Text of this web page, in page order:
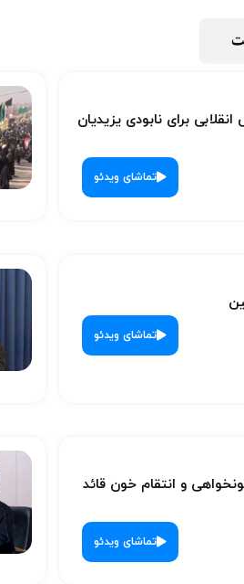
برای نابودی یزیدیان
تماشای ویدئو
تماشای ویدئو
و انتقام خون قائد
تماشای ویدئو